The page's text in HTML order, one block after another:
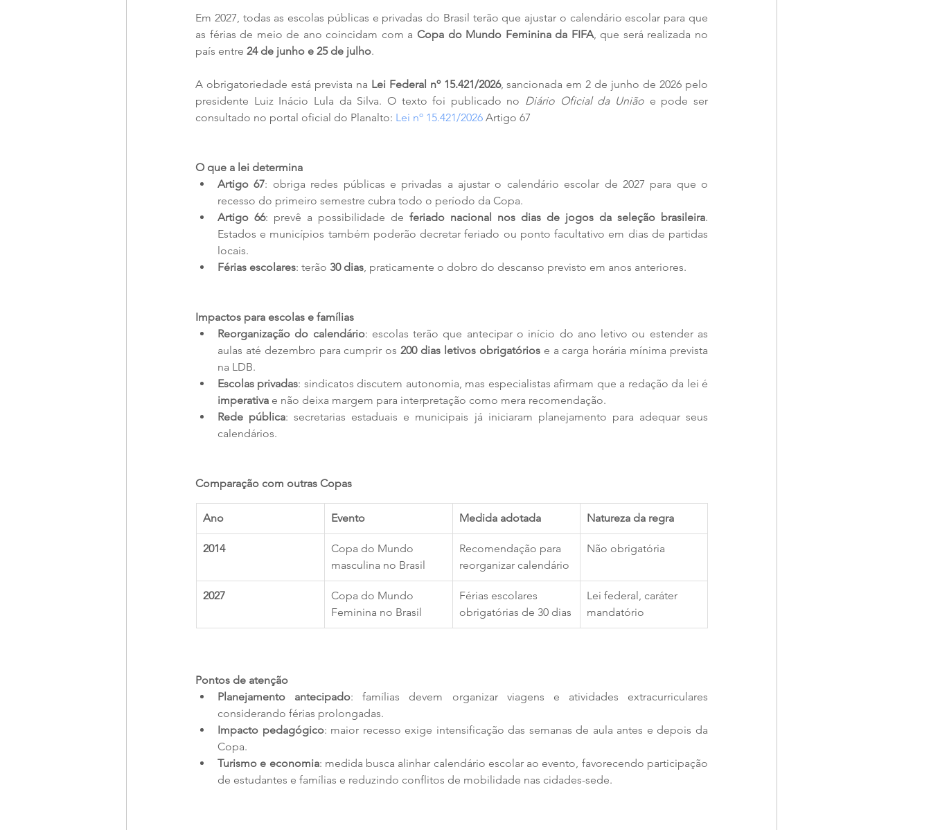
Em 2027, todas as escolas públicas e privadas do Brasil terão que ajustar o calendário escolar para que
as férias de meio de ano coincidam com a Copa do Mundo Feminina da FIFA, que será realizada no
país entre 24 de junho e 25 de julho.
A obrigatoriedade está prevista na Lei Federal nº 15.421/2026, sancionada em 2 de junho de 2026 pelo
presidente Luiz Inácio Lula da Silva. O texto foi publicado no Diário Oficial da União e pode ser
consultado no portal oficial do Planalto: Lei nº 15.421/2026 Artigo 67
O que a lei determina
Artigo 67: obriga redes públicas e privadas a ajustar o calendário escolar de 2027 para que o
recesso do primeiro semestre cubra todo o período da Copa.
Artigo 66: prevê a possibilidade de feriado nacional nos dias de jogos da seleção brasileira.
Estados e municípios também poderão decretar feriado ou ponto facultativo em dias de partidas
locais.
Férias escolares: terão 30 dias, praticamente o dobro do descanso previsto em anos anteriores.
Impactos para escolas e famílias
Reorganização do calendário: escolas terão que antecipar o início do ano letivo ou estender as
aulas até dezembro para cumprir os 200 dias letivos obrigatórios e a carga horária mínima prevista
na LDB.
Escolas privadas
imperativa e não deixa margem para interpretação como mera recomendação.
Rede pública: secretarias estaduais e municipais já iniciaram planejamento para adequar seus
calendários.
Comparação com outras Copas
Ano Evento Medida adotada Natureza da regra
2014
Copa do Mundo
masculina no Brasil
Recomendação para
reorganizar calendário
Não obrigatória
2027
Copa do Mundo
Feminina no Brasil
Férias escolares
obrigatórias de 30 dias
Lei federal, caráter
mandatório
Pontos de atenção
Planejamento antecipado: famílias devem organizar viagens e atividades extracurriculares
considerando férias prolongadas.
Impacto pedagógico: maior recesso exige intensificação das semanas de aula antes e depois da
Copa.
Turismo e economia: medida busca alinhar calendário escolar ao evento, favorecendo participação
de estudantes e famílias e reduzindo conflitos de mobilidade nas cidades-sede.